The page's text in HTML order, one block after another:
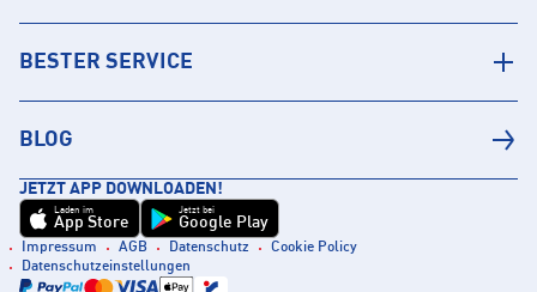
BESTER SERVICE
BLOG
JETZT APP DOWNLOADEN!
Laden im
App Store
Jetzt bei
Google Play
Impressum AGB Datenschutz
Cookie Policy
Datenschutzeinstellungen